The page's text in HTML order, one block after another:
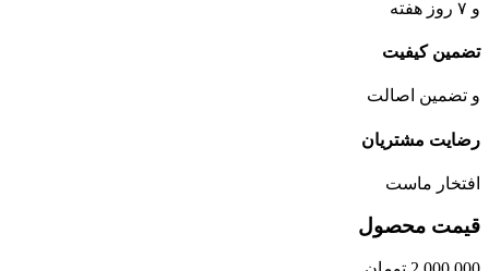
و ۷ روز هفته
تضمین کیفیت
و تضمین اصالت
رضایت مشتریان
افتخار ماست
قیمت محصول